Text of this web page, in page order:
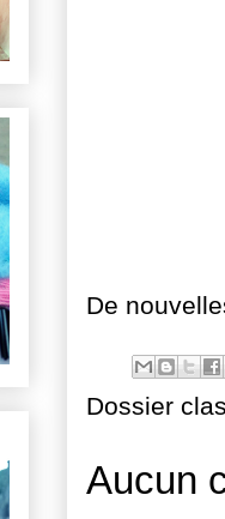
De
Dossier
Aucun